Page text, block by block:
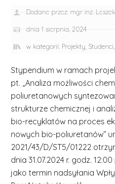
Dodane przez: mgr inż.
dnia 1 sierpnia, 2024
w kategorii: Projekty, Studenci,
Stypendium w ramach
pt. „Analiza możliwości
poliuretanowych
strukturze chemicznej i
bio-recyklatów na proces
nowych bio-poliuretanów”
2021/43/D/ST5/01222
dnia 31.07.2024 r. godz.
jako termin nadsyłania